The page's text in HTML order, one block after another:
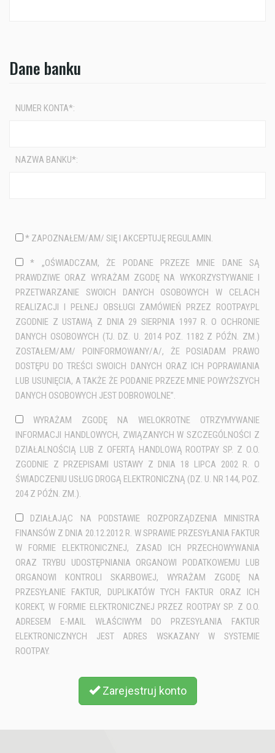
Dane banku
NUMER KONTA*:
NAZWA BANKU*:
* ZAPOZNAŁEM/AM/ SIĘ I AKCEPTUJĘ REGULAMIN.
* „OŚWIADCZAM, ŻE PODANE PRZEZE MNIE DANE SĄ
PRAWDZIWE ORAZ WYRAŻAM ZGODĘ NA WYKORZYSTYWANIE I
PRZETWARZANIE SWOICH DANYCH OSOBOWYCH W CELACH
REALIZACJI I PEŁNEJ OBSŁUGI ZAMÓWIEŃ PRZEZ ROOTPAY.PL
ZGODNIE Z USTAWĄ Z DNIA 29 SIERPNIA 1997 R. O OCHRONIE
DANYCH OSOBOWYCH (TJ. DZ. U. 2014 POZ. 1182 Z PÓŹN. ZM.)
ZOSTAŁEM/AM/ POINFORMOWANY/A/, ŻE POSIADAM PRAWO
DOSTĘPU DO TREŚCI SWOICH DANYCH ORAZ ICH POPRAWIANIA
LUB USUNIĘCIA, A TAKŻE ŻE PODANIE PRZEZE MNIE POWYŻSZYCH
DANYCH OSOBOWYCH JEST DOBROWOLNE”.
WYRAŻAM ZGODĘ NA WIELOKROTNE OTRZYMYWANIE
INFORMACJI HANDLOWYCH, ZWIĄZANYCH W SZCZEGÓLNOŚCI Z
DZIAŁALNOŚCIĄ LUB Z OFERTĄ HANDLOWĄ ROOTPAY SP. Z O.O.
ZGODNIE Z PRZEPISAMI USTAWY Z DNIA 18 LIPCA 2002 R. O
ŚWIADCZENIU USŁUG DROGĄ ELEKTRONICZNĄ (DZ. U. NR 144, POZ.
204 Z PÓŹN. ZM.).
DZIAŁAJĄC NA PODSTAWIE ROZPORZĄDZENIA MINISTRA
FINANSÓW Z DNIA 20.12.2012 R. W SPRAWIE PRZESYŁANIA FAKTUR
W FORMIE ELEKTRONICZNEJ, ZASAD ICH PRZECHOWYWANIA
ORAZ TRYBU UDOSTĘPNIANIA ORGANOWI PODATKOWEMU LUB
ORGANOWI KONTROLI SKARBOWEJ, WYRAŻAM ZGODĘ NA
PRZESYŁANIE FAKTUR, DUPLIKATÓW TYCH FAKTUR ORAZ ICH
KOREKT, W FORMIE ELEKTRONICZNEJ PRZEZ ROOTPAY SP. Z O.O.
ADRESEM E-MAIL WŁAŚCIWYM DO PRZESYŁANIA FAKTUR
ELEKTRONICZNYCH JEST ADRES WSKAZANY W SYSTEMIE
ROOTPAY.
Zarejestruj konto